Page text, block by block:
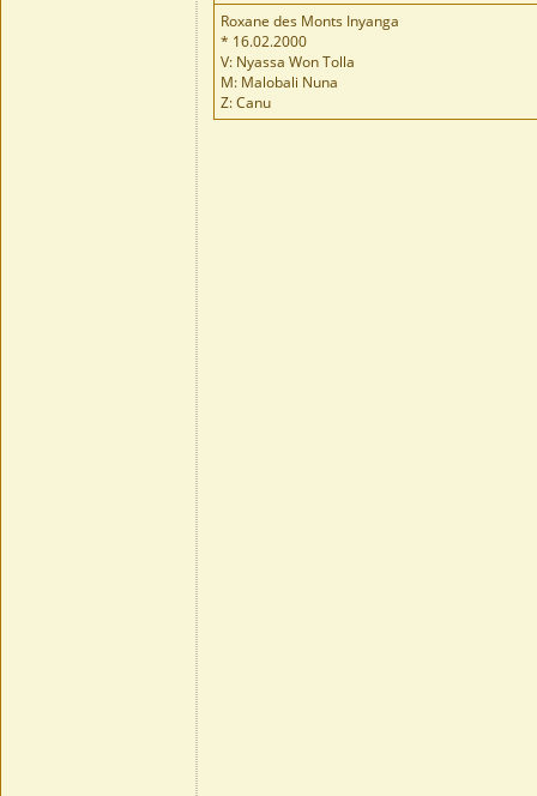
Roxane des Monts Inyanga
* 16.02.2000
V: Nyassa Won Tolla
M: Malobali Nuna
Z: Canu